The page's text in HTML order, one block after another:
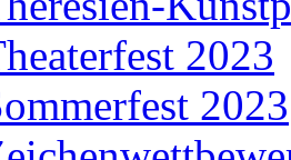
2023
2023